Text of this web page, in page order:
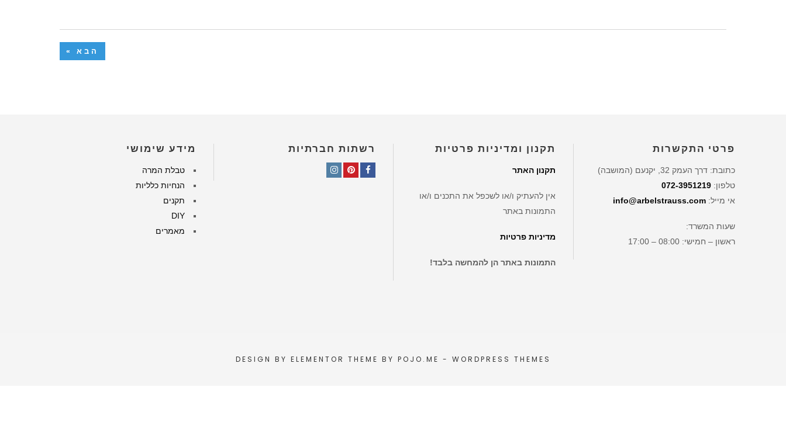
הבא »
פרטי התקשרות
כתובת: דרך העמק 32, יקנעם (המושבה)
טלפון: 072-3951219
אי מייל: info@arbelstrauss.com
שעות המשרד:
ראשון – חמישי: 08:00 – 17:00
תקנון ומדיניות פרטיות
תקנון האתר
אין להעתיק ו/או לשכפל את התכנים ו/או
התמונות באתר
מדיניות פרטיות
התמונות באתר הן להמחשה בלבד!
רשתות חברתיות מידע שימושי
טבלת המרה
הנחיות כלליות
תקנים
DIY
מאמרים
THEME BY POJO.ME - WORDPRESS THEMES
DESIGN BY ELEMENTOR